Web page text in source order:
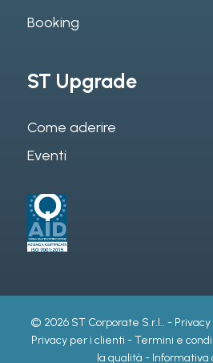
Booking
ST Upgrade
Come aderire
Eventi
© 2026 ST Corporate S.r.l.. -
Privacy per i clienti -Termini e
la qualità - Informativa